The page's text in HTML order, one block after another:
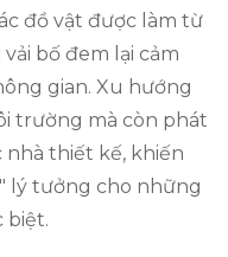
đồ vật được làm từ
bố đem lại cảm
gian. Xu hướng
trường mà còn phát
nhà thiết kế, khiến
lý tưởng cho những
biệt.